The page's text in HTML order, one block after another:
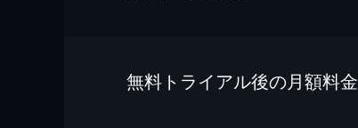
無料トライアル後の⽉額料金